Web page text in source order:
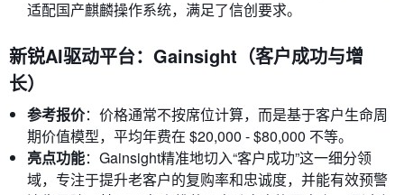
适配国产麒麟操作系统，满足了信创要求。
新锐AI驱动平台：Gainsight（客户成功与增
长）
参考报价：价格通常不按席位计算，而是基于客户生命周
期价值模型，平均年费在 $20,000 - $80,000 不等。
亮点功能：Gainsight精准地切入“客户成功”这一细分领
域，专注于提升老客户的复购率和忠诚度，并能有效预警